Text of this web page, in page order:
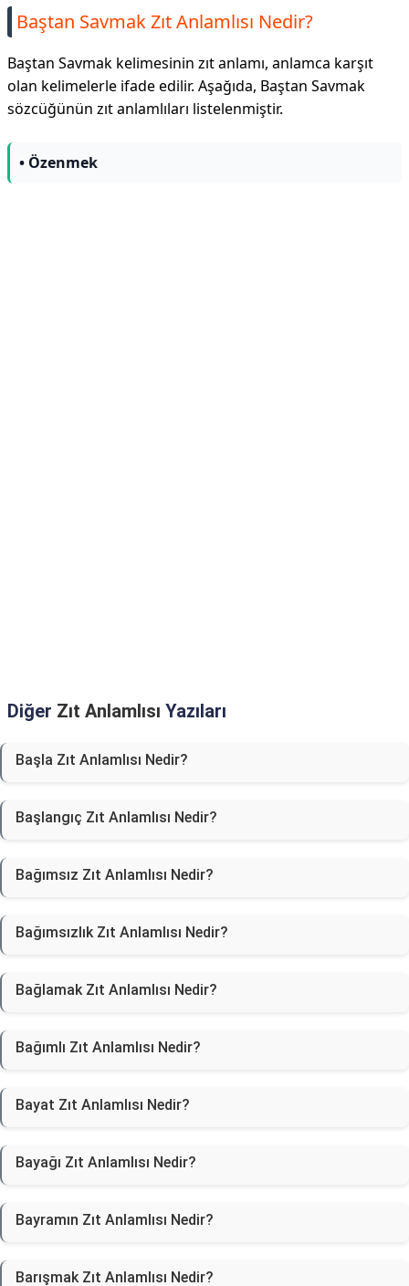
Baştan Savmak Zıt Anlamlısı Nedir?
Baştan Savmak kelimesinin zıt anlamı, anlamca karşıt
olan kelimelerle ifade edilir. Aşağıda, Baştan Savmak
sözcüğünün zıt anlamlıları listelenmiştir.
• Özenmek
Diğer Zıt Anlamlısı Yazıları
Başla Zıt Anlamlısı Nedir?
Başlangıç Zıt Anlamlısı Nedir?
Bağımsız Zıt Anlamlısı Nedir?
Bağımsızlık Zıt Anlamlısı Nedir?
Bağlamak Zıt Anlamlısı Nedir?
Bağımlı Zıt Anlamlısı Nedir?
Bayat Zıt Anlamlısı Nedir?
Bayağı Zıt Anlamlısı Nedir?
Bayramın Zıt Anlamlısı Nedir?
Barışmak Zıt Anlamlısı Nedir?